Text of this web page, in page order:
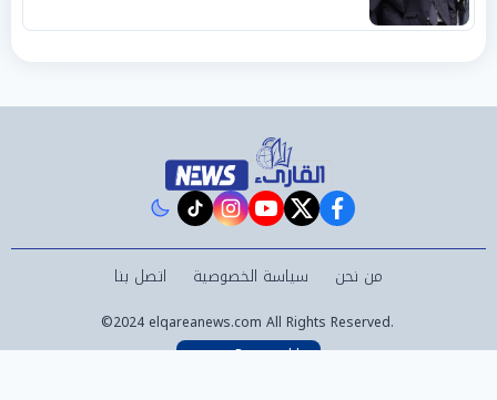
facebook
twitter
youtube
instagram
tiktok
من نحن سياسة الخصوصية اتصل بنا
©2024 elqareanews.com All Rights Reserved.
Powered by